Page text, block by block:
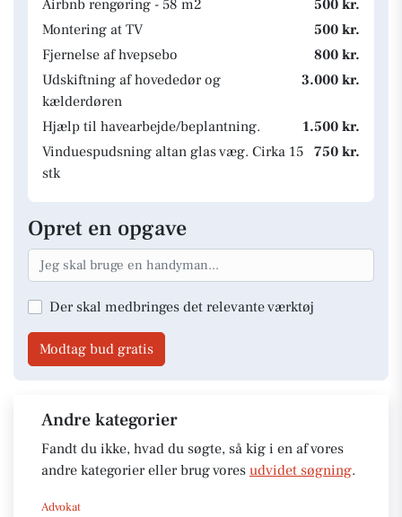
Airbnb rengøring - 58 m2
500 kr.
Montering at TV
500 kr.
Fjernelse af hvepsebo
800 kr.
Udskiftning af hovededør og
kælderdøren
3.000 kr.
Hjælp til havearbejde/beplantning.
1.500 kr.
Vinduespudsning altan glas væg. Cirka 15
stk
750 kr.
Opret en opgave
Der skal medbringes det relevante værktøj
Modtag bud gratis
Andre kategorier
Fandt du ikke, hvad du søgte, så kig i en af vores
andre kategorier eller brug vores udvidet søgning.
Advokat